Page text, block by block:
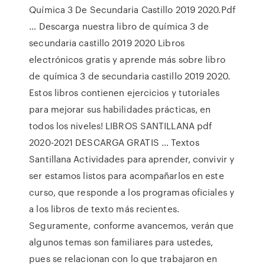
Química 3 De Secundaria Castillo 2019 2020.Pdf
... Descarga nuestra libro de química 3 de
secundaria castillo 2019 2020 Libros
electrónicos gratis y aprende más sobre libro
de química 3 de secundaria castillo 2019 2020.
Estos libros contienen ejercicios y tutoriales
para mejorar sus habilidades prácticas, en
todos los niveles! LIBROS SANTILLANA pdf
2020-2021 DESCARGA GRATIS … Textos
Santillana Actividades para aprender, convivir y
ser estamos listos para acompañarlos en este
curso, que responde a los programas oficiales y
a los libros de texto más recientes.
Seguramente, conforme avancemos, verán que
algunos temas son familiares para ustedes,
pues se relacionan con lo que trabajaron en